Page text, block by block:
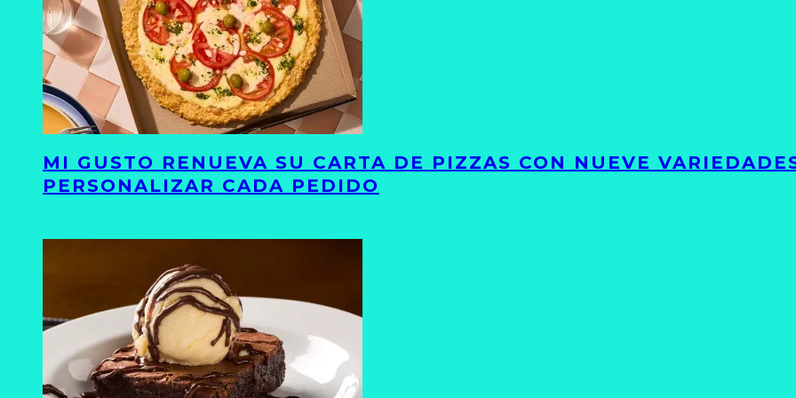
MI GUSTO RENUEVA SU CARTA DE PIZZAS CON NUEVE
PERSONALIZAR CADA PEDIDO